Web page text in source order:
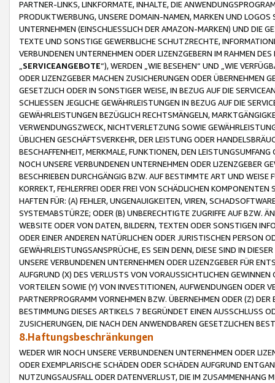
PARTNER-LINKS, LINKFORMATE, INHALTE, DIE
PRODUKTWERBUNG, UNSERE DOMAIN-NAMEN, MARKEN UND
UNTERNEHMEN (EINSCHLIESSLICH DER AMAZON-MARKEN) UND DIE
TEXTE UND SONSTIGE GEWERBLICHE SCHUTZRECHTE,
VERBUNDENEN UNTERNEHMEN ODER LIZENZGEBERN IM RAHMEN
SERVICEANGEBOTE“), WERDEN „WIE BESEHEN“ UND „WIE
ODER LIZENZGEBER MACHEN ZUSICHERUNGEN ODER ÜBERNEHMEN
GESETZLICH ODER IN SONSTIGER WEISE, IN BEZUG AUF DIE
SCHLIESSEN JEGLICHE GEWÄHRLEISTUNGEN IN BEZUG AUF DIE
GEWÄHRLEISTUNGEN BEZÜGLICH RECHTSMÄNGELN,
VERWENDUNGSZWECK, NICHTVERLETZUNG SOWIE
ÜBLICHEN GESCHÄFTSVERKEHR, DER LEISTUNG ODER
BESCHAFFENHEIT, MERKMALE, FUNKTIONEN, DEN
NOCH UNSERE VERBUNDENEN UNTERNEHMEN ODER LIZENZGEBER
BESCHRIEBEN DURCHGÄNGIG BZW. AUF BESTIMMTE ART UND
KORREKT, FEHLERFREI ODER FREI VON SCHÄDLICHEN
HAFTEN FÜR: (A) FEHLER, UNGENAUIGKEITEN, VIREN,
SYSTEMABSTÜRZE; ODER (B) UNBERECHTIGTE ZUGRIFFE AUF BZW.
WEBSITE ODER VON DATEN, BILDERN, TEXTEN ODER SONSTIGEN
ODER EINER ANDEREN NATÜRLICHEN ODER JURISTISCHEN PERSON
GEWÄHRLEISTUNGSANSPRÜCHE, ES SEIN DENN, DIESE SIND IN
UNSERE VERBUNDENEN UNTERNEHMEN ODER LIZENZGEBER FÜR
AUFGRUND (X) DES VERLUSTS VON VORAUSSICHTLICHEN
VORTEILEN SOWIE (Y) VON INVESTITIONEN, AUFWENDUNGEN ODER
PARTNERPROGRAMM VORNEHMEN BZW. ÜBERNEHMEN ODER (Z)
BESTIMMUNG DIESES ARTIKELS 7 BEGRÜNDET EINEN AUSSCHLUSS
ZUSICHERUNGEN, DIE NACH DEN ANWENDBAREN GESETZLICHEN
8.Haftungsbeschränkungen
WEDER WIR NOCH UNSERE VERBUNDENEN UNTERNEHMEN ODER
ODER EXEMPLARISCHE SCHÄDEN ODER SCHÄDEN AUFGRUND
NUTZUNGSAUSFALL ODER DATENVERLUST, DIE IM ZUSAMMENHANG